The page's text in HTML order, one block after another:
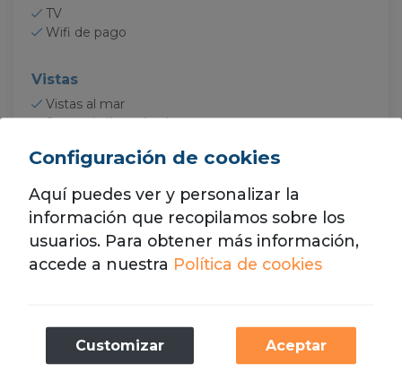
TV
Wifi de pago
Vistas
Vistas al mar
Segunda línea de playa
Servicios
Restaurante
Bar
Peluqueria
Consigna
Alquiler de coches
Configuración de cookies
Aquí puedes ver y personalizar la
información que recopilamos sobre los
usuarios. Para obtener más información,
accede a nuestra Política de cookies
Necesarias
Estas cookies son necesarias para el
Customizar Aceptar